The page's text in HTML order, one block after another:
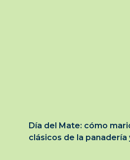
Día del Mate: cómo
clásicos de la panadería